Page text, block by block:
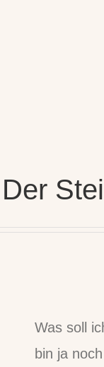
Der
Was soll
bin ja